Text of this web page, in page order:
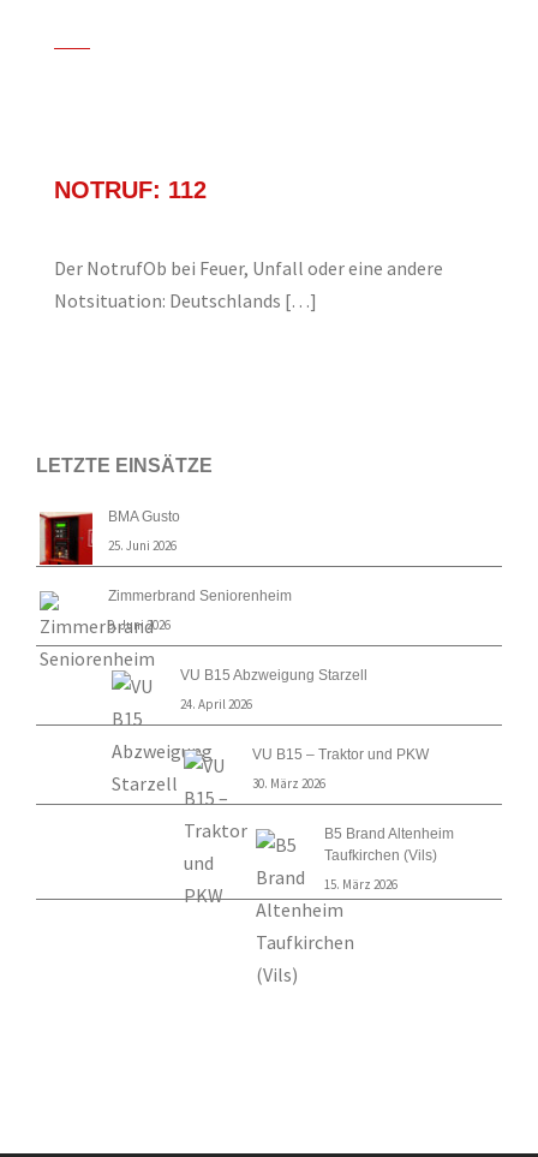
NOTRUF: 112
Der NotrufOb bei Feuer, Unfall oder eine andere
Notsituation: Deutschlands […]
LETZTE EINSÄTZE
BMA Gusto
25. Juni 2026
Zimmerbrand Seniorenheim
9. Juni 2026
VU B15 Abzweigung Starzell
24. April 2026
VU B15 – Traktor und PKW
30. März 2026
B5 Brand Altenheim
Taufkirchen (Vils)
15. März 2026